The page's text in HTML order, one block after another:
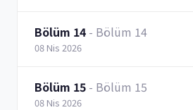
Bölüm 14 - Bölüm 14
08 Nis 2026
Bölüm 15 - Bölüm 15
08 Nis 2026